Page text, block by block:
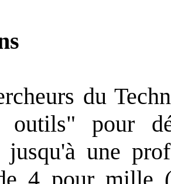
du
pour
jusqu'à une